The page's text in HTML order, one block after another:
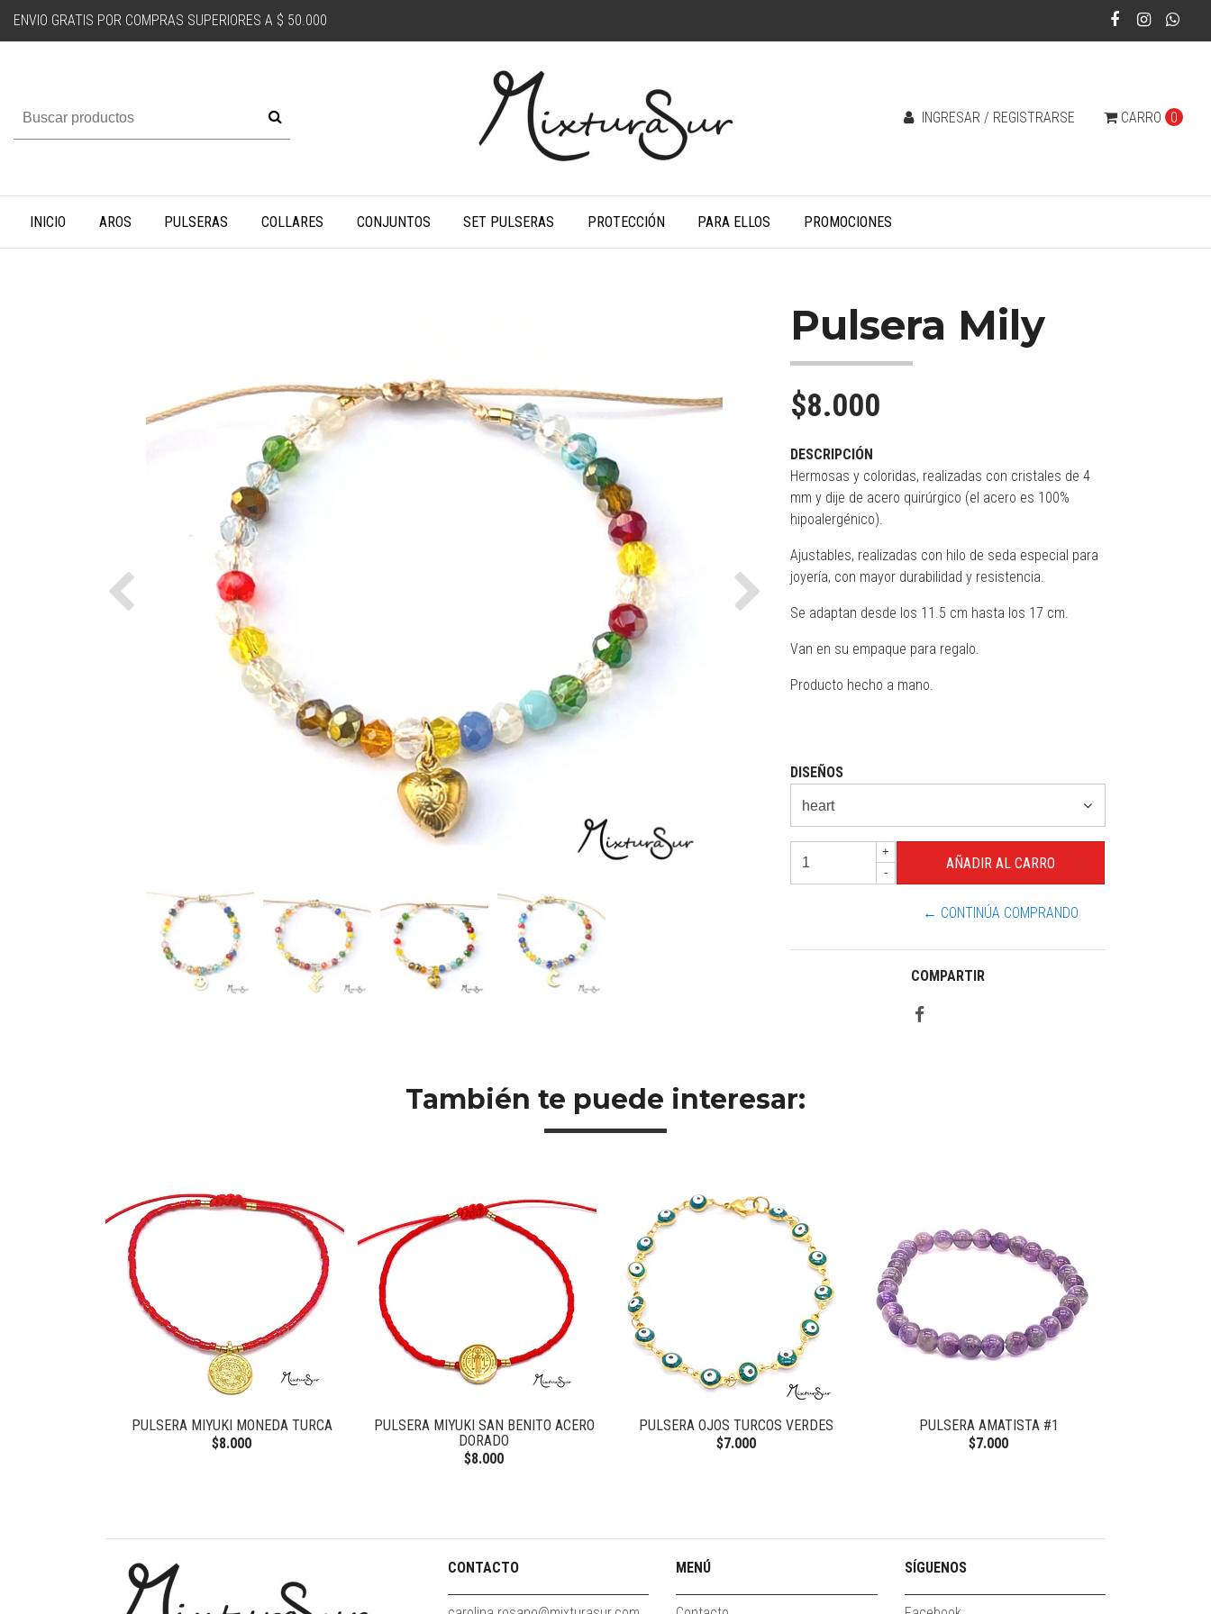
ENVIO GRATIS POR COMPRAS SUPERIORES A $ 50.000
CARRO 0
INGRESAR / REGISTRARSE
INICIO AROS PULSERAS COLLARES CONJUNTOS SET PULSERAS PROTECCIÓN PARA ELLOS PROMOCIONES
Previous Next
Pulsera Mily
$8.000
DESCRIPCIÓN
Hermosas y coloridas, realizadas con cristales de 4
mm y dije de acero quirúrgico (el acero es 100%
hipoalergénico).
Ajustables, realizadas con hilo de seda especial para
joyería, con mayor durabilidad y resistencia.
Se adaptan desde los 11.5 cm hasta los 17 cm.
Van en su empaque para regalo.
Producto hecho a mano.
DISEÑOS
+
-
← CONTINÚA COMPRANDO
COMPARTIR
También te puede interesar:
PULSERA MIYUKI MONEDA TURCA
$8.000
PULSERA MIYUKI SAN BENITO ACERO
DORADO
$8.000
PULSERA OJOS TURCOS VERDES
$7.000
PULSERA AMATISTA #1
$7.000
CONTACTO MENÚ SÍGUENOS